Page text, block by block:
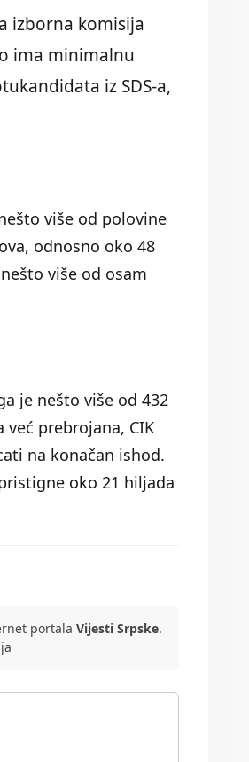
izborna komisija
ima minimalnu
iz SDS-a,
više od polovine
odnosno oko 48
više od osam
je nešto više od 432
prebrojana, CIK
na konačan ishod.
oko 21 hiljada
portala Vijesti Srpske.